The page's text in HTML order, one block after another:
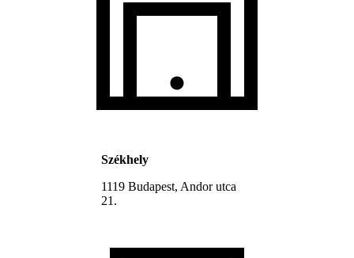
Székhely
1119 Budapest, Andor utca
21.